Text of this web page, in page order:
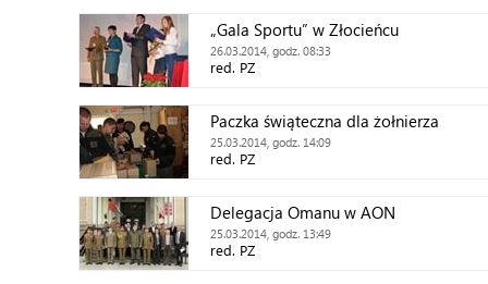
„Gala Sportu” w Złocieńcu
26.03.2014, godz. 08:33
red. PZ
Paczka świąteczna dla żołnierza
25.03.2014, godz. 14:09
red. PZ
Delegacja Omanu w AON
25.03.2014, godz. 13:49
red. PZ